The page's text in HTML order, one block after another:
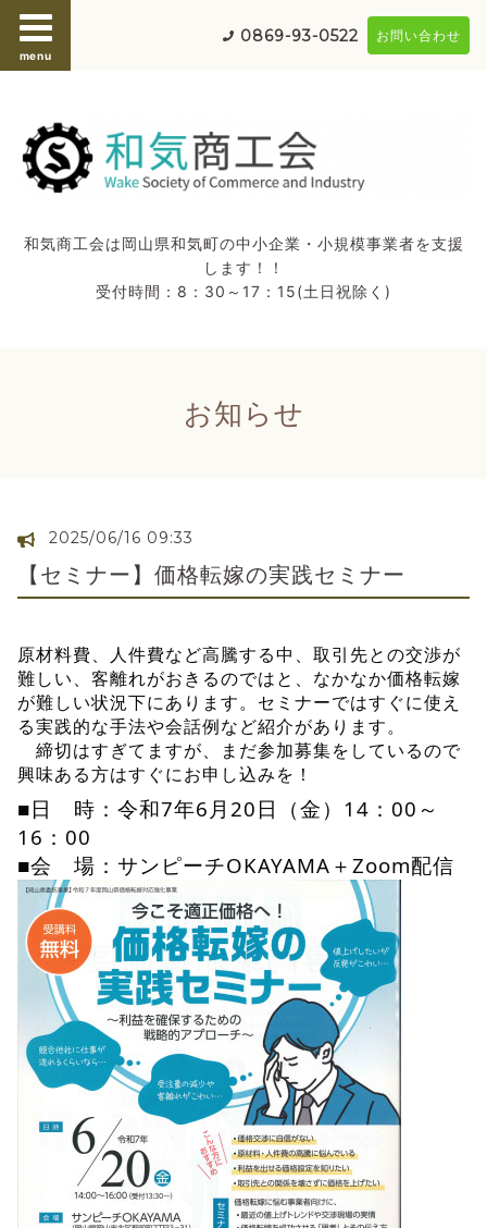
menu
0869-93-0522 お問い合わせ
和気商工会は岡山県和気町の中小企業・小規模事業者を支援
します！！
受付時間：8：30～17：15(土日祝除く)
お知らせ
2025/06/16 09:33
【セミナー】価格転嫁の実践セミナー
原材料費、人件費など高騰する中、取引先との交渉が
難しい、客離れがおきるのではと、なかなか価格転嫁
が難しい状況下にあります。セミナーではすぐに使え
る実践的な手法や会話例など紹介があります。
締切はすぎてますが、まだ参加募集をしているので
興味ある方はすぐにお申し込みを！
■日 時：令和7年6月20日（金）14：00～
16：00
■会 場：サンピーチOKAYAMA＋Zoom配信